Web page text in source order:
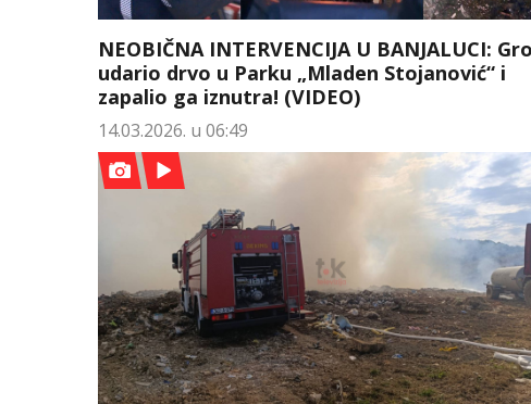
NEOBIČNA INTERVENCIJA U BANJALUCI:
udario drvo u Parku „Mladen Stojanović“ i
zapalio ga iznutra! (VIDEO)
14.03.2026. u 06:49